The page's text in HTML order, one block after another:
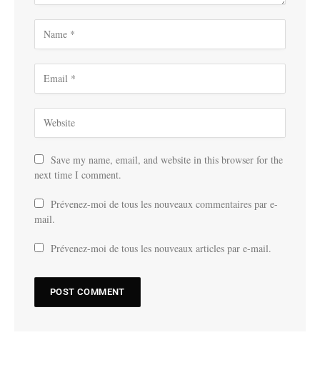
Save my name, email, and website in this browser for the
next time I comment.
Prévenez-moi de tous les nouveaux commentaires par e-
mail.
Prévenez-moi de tous les nouveaux articles par e-mail.